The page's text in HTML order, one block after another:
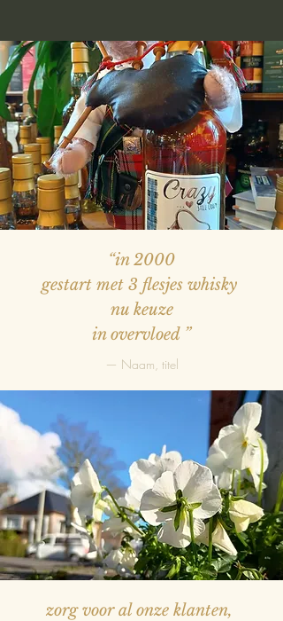
“in 2000
gestart met 3 flesjes whisky
nu keuze
in overvloed ”
— Naam, titel
zorg voor al onze klanten,